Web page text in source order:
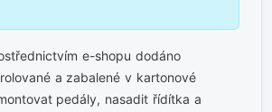
e-shopu dodáno
a zabalené v kartonové
pedály, nasadit řídítka a